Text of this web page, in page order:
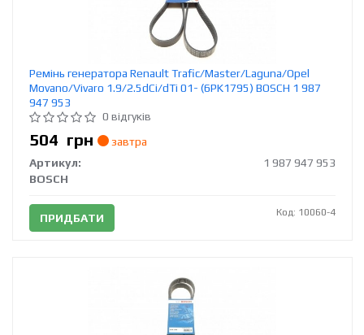
Ремінь генератора Renault Trafic/Master/Laguna/Opel
Movano/Vivaro 1.9/2.5dCi/dTi 01- (6PK1795) BOSCH 1 987
947 953
0 відгуків
504 грн
завтра
Артикул:
1 987 947 953
BOSCH
ПРИДБАТИ Код: 10060-4